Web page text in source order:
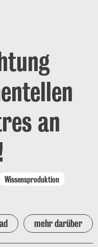
an
Wissensproduktion
mehr darüber